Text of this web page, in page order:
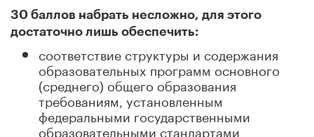
30 баллов набрать несложно, для этого
достаточно лишь обеспечить:
соответствие структуры и содержания
образовательных программ основного
(среднего) общего образования
требованиям, установленным
федеральными государственными
образовательными стандартами